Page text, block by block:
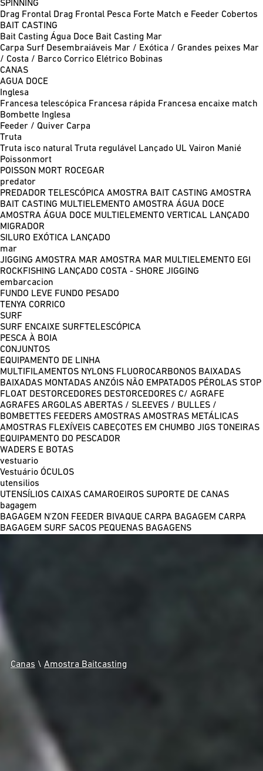
SPINNING
Drag Frontal Drag Frontal Pesca Forte Match e Feeder Cobertos
BAIT CASTING
Bait Casting Água Doce Bait Casting Mar
Carpa Surf Desembraiáveis Mar / Exótica / Grandes peixes Mar
/ Costa / Barco Corrico Elétrico Bobinas
CANAS
AGUA DOCE
Inglesa
Francesa telescópica Francesa rápida Francesa encaixe match
Bombette Inglesa
Feeder / Quiver Carpa
Truta
Truta isco natural Truta regulável Lançado UL Vairon Manié
Poissonmort
POISSON MORT ROCEGAR
predator
PREDADOR TELESCÓPICA AMOSTRA BAIT CASTING AMOSTRA
BAIT CASTING MULTIELEMENTO AMOSTRA ÁGUA DOCE
AMOSTRA ÁGUA DOCE MULTIELEMENTO VERTICAL LANÇADO
MIGRADOR
SILURO EXÓTICA LANÇADO
mar
JIGGING AMOSTRA MAR AMOSTRA MAR MULTIELEMENTO EGI
ROCKFISHING LANÇADO COSTA - SHORE JIGGING
embarcacion
FUNDO LEVE FUNDO PESADO
TENYA CORRICO
SURF
SURF ENCAIXE SURFTELESCÓPICA
PESCA À BOIA
CONJUNTOS
EQUIPAMENTO DE LINHA
MULTIFILAMENTOS NYLONS FLUOROCARBONOS BAIXADAS
BAIXADAS MONTADAS ANZÓIS NÃO EMPATADOS PÉROLAS STOP
FLOAT DESTORCEDORES DESTORCEDORES C/ AGRAFE
AGRAFES ARGOLAS ABERTAS / SLEEVES / BULLES /
BOMBETTES FEEDERS AMOSTRAS AMOSTRAS METÁLICAS
AMOSTRAS FLEXÍVEIS CABEÇOTES EM CHUMBO JIGS TONEIRAS
EQUIPAMENTO DO PESCADOR
WADERS E BOTAS
vestuario
Vestuário ÓCULOS
utensilios
UTENSÍLIOS CAIXAS CAMAROEIROS SUPORTE DE CANAS
bagagem
BAGAGEM N'ZON FEEDER BIVAQUE CARPA BAGAGEM CARPA
BAGAGEM SURF SACOS PEQUENAS BAGAGENS
Canas \ Amostra Baitcasting